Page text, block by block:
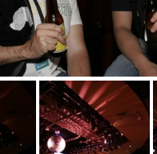
sfMacIndie2010 294